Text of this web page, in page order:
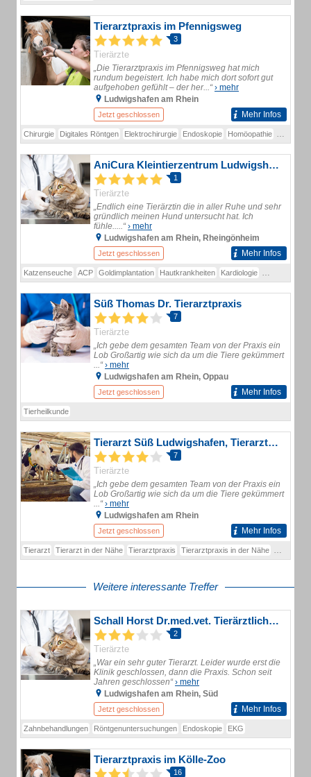
Tierarztpraxis im Pfennigsweg
3
Tierärzte
„Die Tierarztpraxis im Pfennigsweg hat mich
rundum begeistert. Ich habe mich dort sofort gut
aufgehoben gefühlt – der her...“› mehr
Ludwigshafen am Rhein
Jetzt geschlossen Mehr Infos
Chirurgie Digitales Röntgen Elektrochirurgie Endoskopie Homöopathie
AniCura Kleintierzentrum Ludwigshafen Tierärztepraxis
1
Tierärzte
„Endlich eine Tierärztin die in aller Ruhe und sehr
gründlich meinen Hund untersucht hat. Ich
fühle.....“› mehr
Ludwigshafen am Rhein, Rheingönheim
Jetzt geschlossen Mehr Infos
Katzenseuche ACP Goldimplantation Hautkrankheiten Kardiologie
Süß Thomas Dr. Tierarztpraxis
7
Tierärzte
„Ich gebe dem gesamten Team von der Praxis ein
Lob Großartig wie sich da um die Tiere gekümmert
...“› mehr
Ludwigshafen am Rhein, Oppau
Jetzt geschlossen Mehr Infos
Tierheilkunde
Tierarzt Süß Ludwigshafen, Tierarztpraxis Dr. Süß
7
Tierärzte
„Ich gebe dem gesamten Team von der Praxis ein
Lob Großartig wie sich da um die Tiere gekümmert
...“› mehr
Ludwigshafen am Rhein
Jetzt geschlossen Mehr Infos
Tierarzt Tierarzt in der Nähe Tierarztpraxis Tierarztpraxis in der Nähe
Weitere interessante Treffer
Schall Horst Dr.med.vet. Tierärztliche Klinik
2
Tierärzte
„War ein sehr guter Tierarzt. Leider wurde erst die
Klinik geschlossen, dann die Praxis. Schon seit
Jahren geschlossen“› mehr
Ludwigshafen am Rhein, Süd
Jetzt geschlossen Mehr Infos
Zahnbehandlungen Röntgenuntersuchungen Endoskopie EKG
Tierarztpraxis im Kölle-Zoo
16